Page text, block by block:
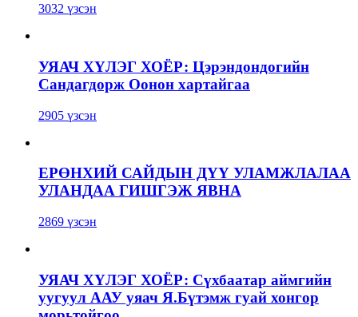
3032 үзсэн
УЯАЧ ХҮЛЭГ ХОЁР: Цэрэндондогийн
Сандагдорж Оонон хартайгаа
2905 үзсэн
ЕРӨНХИЙ САЙДЫН ДҮҮ УЛАМЖЛАЛАА
УЛАНДАА ГИШГЭЖ ЯВНА
2869 үзсэн
УЯАЧ ХҮЛЭГ ХОЁР: Сүхбаатар аймгийн
уугуул ААУ уяач Я.Бүтэмж гуай хонгор